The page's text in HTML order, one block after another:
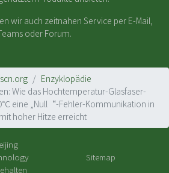
wir auch zeitnahen Service per E-Mail,
oder Forum.
Enzyklopädie
Wie das Hochtemperatur-Glasfaser-
eine „Null“-Fehler-Kommunikation in
hoher Hitze erreicht
Sitemap